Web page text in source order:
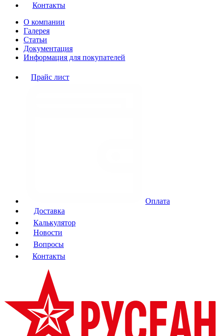
Контакты
О компании
Галерея
Статьи
Документация
Информация для покупателей
Прайс лист
Оплата
Доставка
Калькулятор
Новости
Вопросы
Контакты